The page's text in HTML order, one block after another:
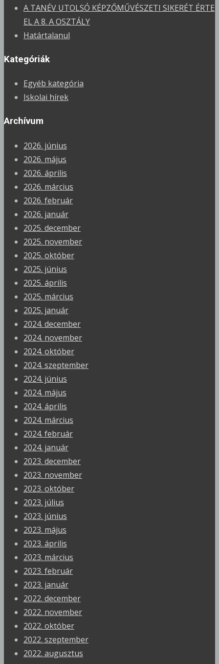
A TANÉV UTOLSÓ KÉPZŐMŰVÉSZETI SIKERÉT ÉRTE
EL A 8. A OSZTÁLY
Határtalanul
Kategóriák
Egyéb kategória
Iskolai hírek
Archívum
2026. június
2026. május
2026. április
2026. március
2026. február
2026. január
2025. december
2025. november
2025. október
2025. június
2025. április
2025. március
2025. január
2024. december
2024. november
2024. október
2024. szeptember
2024. június
2024. május
2024. április
2024. március
2024. február
2024. január
2023. december
2023. november
2023. október
2023. július
2023. június
2023. május
2023. április
2023. március
2023. február
2023. január
2022. december
2022. november
2022. október
2022. szeptember
2022. augusztus